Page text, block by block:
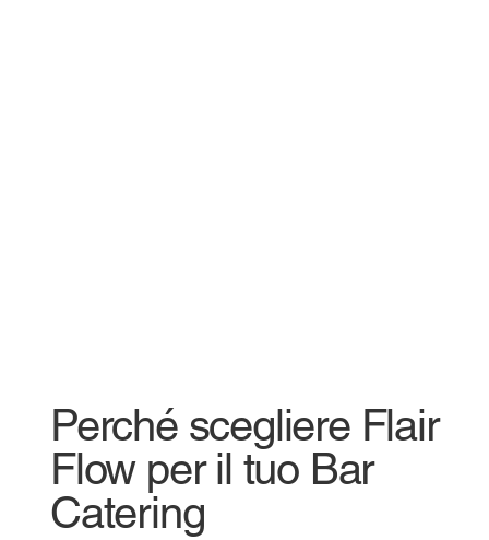
Perché scegliere Flair
Flow per il tuo Bar
Catering